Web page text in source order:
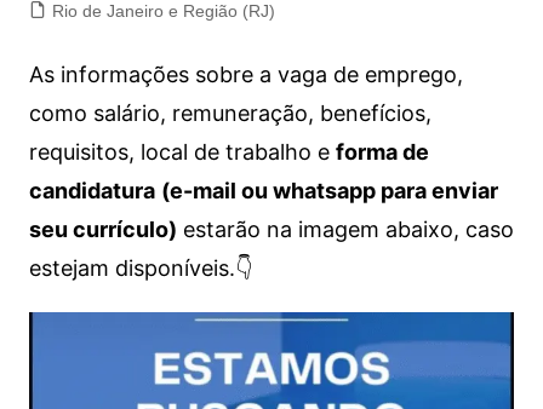
Rio de Janeiro e Região (RJ)
As informações sobre a vaga de emprego,
como salário, remuneração, benefícios,
requisitos, local de trabalho e forma de
candidatura (e-mail ou whatsapp para enviar
seu currículo) estarão na imagem abaixo, caso
estejam disponíveis.👇